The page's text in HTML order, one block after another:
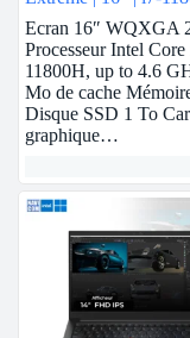
32GB Ram | RTX
To SSD
Ecran 16″ WQXGA
Processeur Intel
11800H, up to 4.6
Mo de cache
Disque SSD 1 To
graphique…